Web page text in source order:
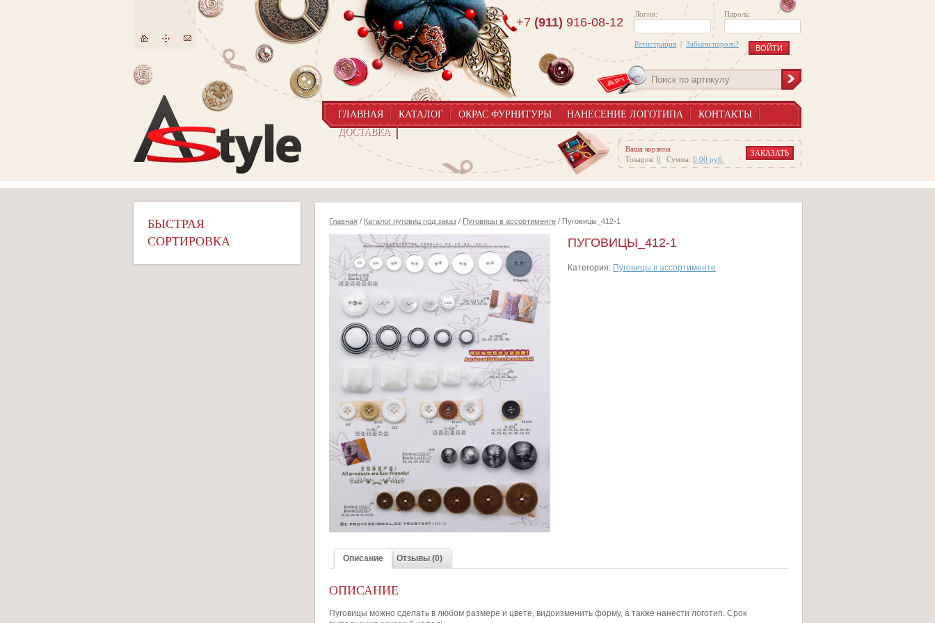
Логин: Пароль:
Регистрация | Забыли пароль?
+7 (911) 916-08-12
ГЛАВНАЯ КАТАЛОГ ОКРАС ФУРНИТУРЫ НАНЕСЕНИЕ ЛОГОТИПА
КОНТАКТЫ
ДОСТАВКА
Ваша корзина
Товаров: 0 Сумма: 0.00 руб.
ЗАКАЗАТЬ
БЫСТРАЯ
СОРТИРОВКА
Главная / Каталог пуговиц под заказ / Пуговицы в ассортименте / Пуговицы_412-1
ПУГОВИЦЫ_412-1
Категория: Пуговицы в ассортименте
Описание Отзывы (0)
ОПИСАНИЕ
Пуговицы можно сделать в любом размере и цвете, видоизменить форму, а также нанести логотип. Срок